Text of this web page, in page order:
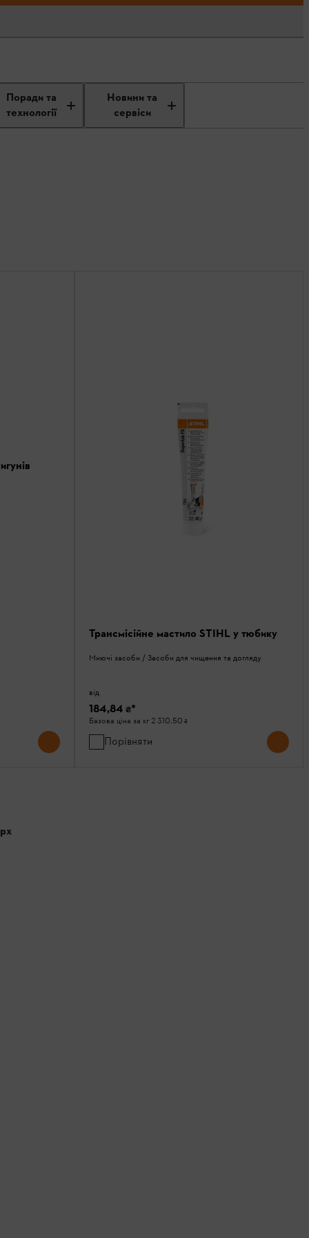
Поради та
технології
Новини та
сервіси
Трансмісійне мастило STIHL у тюбику
Миючі засоби / Засоби для чищення та догляду
від
184,84 ₴*
Базова ціна за кг 2 310,50 ₴
Порівняти